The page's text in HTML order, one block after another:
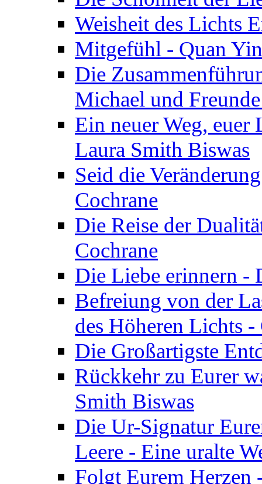
Weisheit des Lichts
Mitgefühl - Quan
Die
Michael und
Ein neuer Weg, euer
Laura Smith Biswas
Seid die
Cochrane
Die Reise der
Cochrane
Die Liebe erinnern -
Befreiung von der
des Höheren Lichts
Die Großartigste
Rückkehr zu Eurer
Smith Biswas
Die Ur-Signatur
Leere - Eine uralte
Folgt Eurem